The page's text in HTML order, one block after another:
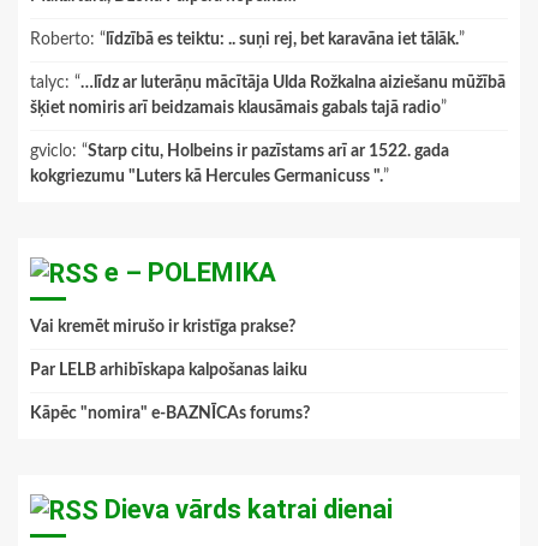
Roberto: “ līdzībā es teiktu: .. suņi rej, bet karavāna iet tālāk.”
talyc: “…līdz ar luterāņu mācītāja Ulda Rožkalna aiziešanu mūžībā
šķiet nomiris arī beidzamais klausāmais gabals tajā radio”
gviclo: “Starp citu, Holbeins ir pazīstams arī ar 1522. gada
kokgriezumu "Luters kā Hercules Germanicuss ".”
e – POLEMIKA
Vai kremēt mirušo ir kristīga prakse?
Par LELB arhibīskapa kalpošanas laiku
Kāpēc "nomira" e-BAZNĪCAs forums?
Dieva vārds katrai dienai